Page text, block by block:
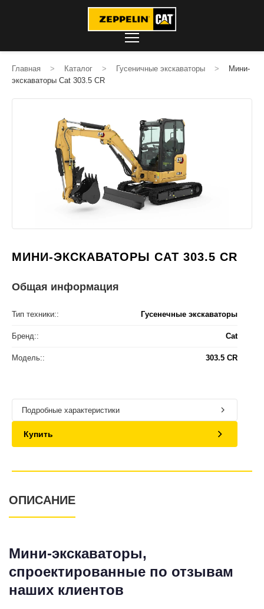
Главная > Каталог > Гусеничные экскаваторы >
Мини-
экскаваторы Cat 303.5 CR
МИНИ-ЭКСКАВАТОРЫ CAT 303.5 CR
Общая информация
Тип техники:: Гусенечные экскаваторы
Бренд:: Cat
Модель:: 303.5 CR
Подробные характеристики
Купить
ОПИСАНИЕ
Мини-экскаваторы,
спроектированные по отзывам
наших клиентов